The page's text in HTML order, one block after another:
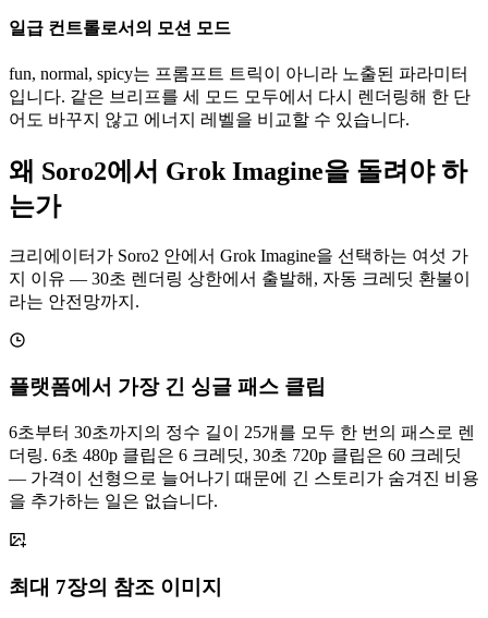
일급 컨트롤로서의 모션 모드
fun, normal, spicy는 프롬프트 트릭이 아니라 노출된 파라미터
입니다. 같은 브리프를 세 모드 모두에서 다시 렌더링해 한 단
어도 바꾸지 않고 에너지 레벨을 비교할 수 있습니다.
왜 Soro2에서 Grok Imagine을 돌려야 하
는가
크리에이터가 Soro2 안에서 Grok Imagine을 선택하는 여섯 가
지 이유 — 30초 렌더링 상한에서 출발해, 자동 크레딧 환불이
라는 안전망까지.
플랫폼에서 가장 긴 싱글 패스 클립
6초부터 30초까지의 정수 길이 25개를 모두 한 번의 패스로 렌
더링. 6초 480p 클립은 6 크레딧, 30초 720p 클립은 60 크레딧
— 가격이 선형으로 늘어나기 때문에 긴 스토리가 숨겨진 비용
을 추가하는 일은 없습니다.
최대 7장의 참조 이미지